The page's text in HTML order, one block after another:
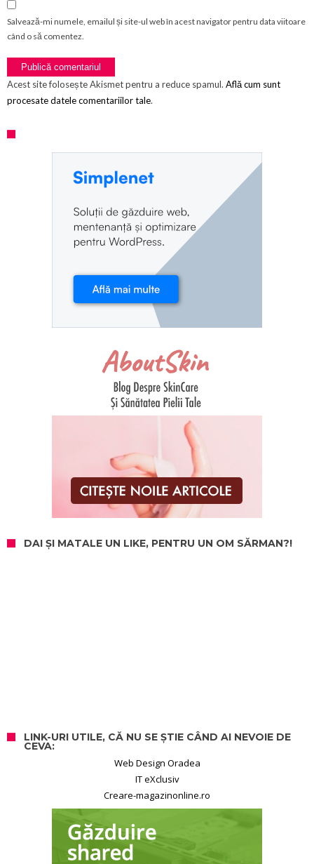
Salvează-mi numele, emailul și site-ul web în acest navigator pentru data viitoare
când o să comentez.
Acest site folosește Akismet pentru a reduce spamul. Află cum sunt
procesate datele comentariilor tale.
DAI ȘI MATALE UN LIKE, PENTRU UN OM SĂRMAN?!
LINK-URI UTILE, CĂ NU SE ȘTIE CÂND AI NEVOIE DE
CEVA:
Web Design Oradea
IT eXclusiv
Creare-magazinonline.ro